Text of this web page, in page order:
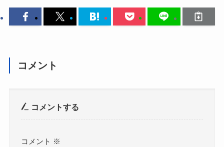
コメント
コメントする
コメント ※